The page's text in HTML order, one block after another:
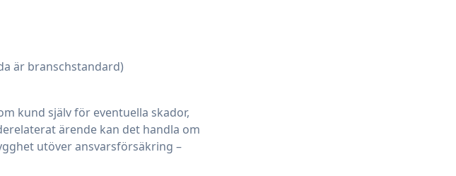
är branschstandard)
kund själv för eventuella skador,
ärende kan det handla om
utöver ansvarsförsäkring –